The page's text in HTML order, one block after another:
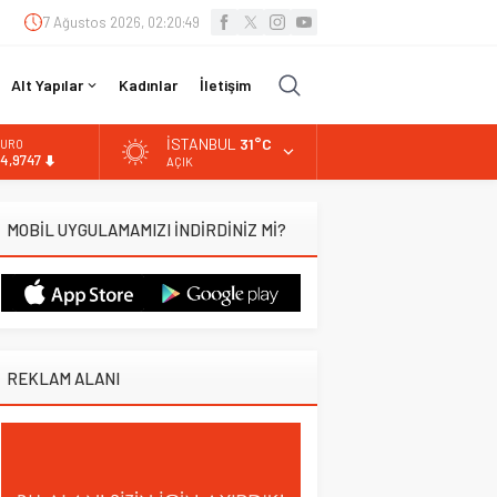
7 Ağustos 2026, 02:20:50
Alt Yapılar Kadınlar İletişim
13.798,82
DOLAR
İSTANBUL 31°C
AÇIK
MOBİL UYGULAMAMIZI İNDİRDİNİZ Mİ?
REKLAM ALANI